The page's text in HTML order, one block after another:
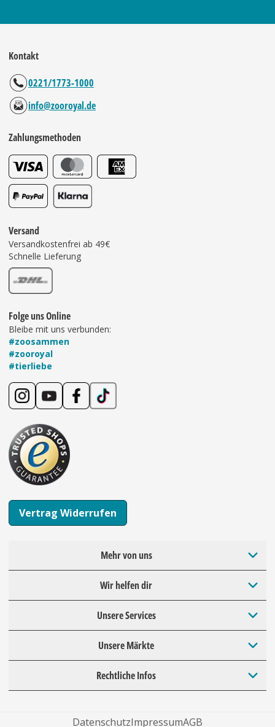
Kontakt
0221/1773-1000
info@zooroyal.de
Zahlungsmethoden
Versand
Versandkostenfrei ab 49€
Schnelle Lieferung
Folge uns Online
Bleibe mit uns verbunden:
#zoosammen
#zooroyal
#tierliebe
Vertrag Widerrufen
Mehr von uns
Wir helfen dir
Unsere Services
Unsere Märkte
Rechtliche Infos
DatenschutzImpressumAGB